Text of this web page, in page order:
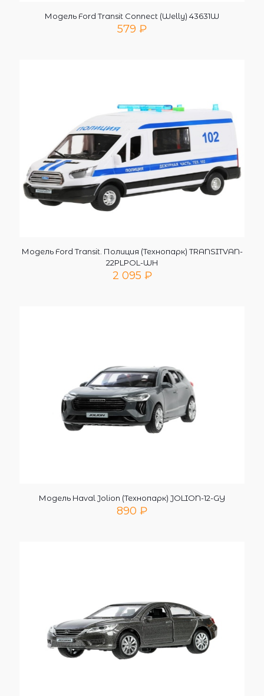
Модель Ford Transit Connect (Welly) 43631W
579 ₽
Модель Ford Transit. Полиция (Технопарк) TRANSITVAN-
22PLPOL-WH
2 095 ₽
Модель Haval Jolion (Технопарк) JOLION-12-GY
890 ₽